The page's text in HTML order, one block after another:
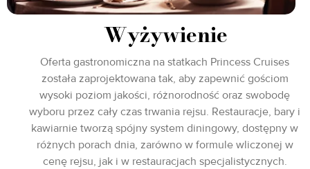
Wyżywienie
Oferta gastronomiczna na statkach Princess Cruises
została zaprojektowana tak, aby zapewnić gościom
wysoki poziom jakości, różnorodność oraz swobodę
wyboru przez cały czas trwania rejsu. Restauracje, bary i
kawiarnie tworzą spójny system diningowy, dostępny w
różnych porach dnia, zarówno w formule wliczonej w
cenę rejsu, jak i w restauracjach specjalistycznych.